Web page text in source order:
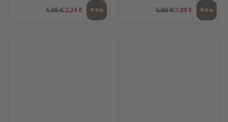
4,99 €3,24 € 5,99 €3,89 €